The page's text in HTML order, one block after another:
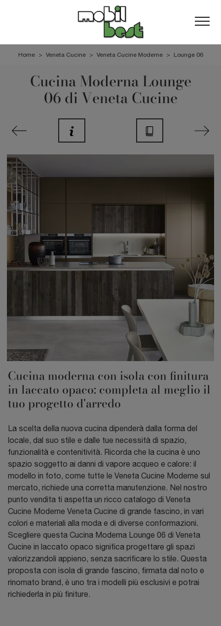
Home > Veneta Cucine > Veneta Cucine Moderne > Lounge 06
Cucina Moderna Lounge
06 di Veneta Cucine
Cucina moderna con isola con finitura
in laccato opaco: completa al meglio il
tuo progetto d'arredo
La scelta della nuova cucina dipenderà dalla forma del
locale, dal suo stile e dalle tue necessità di spazio,
funzionalità e contenitività. Ricorda che la cucina è uno
spazio soggetto ai danni di vapore acqueo e calore: il
modello in foto, come tutte le Veneta Cucine Moderne sul
mercato, richiede una corretta manutenzione. Nel nostro
punto vendita ti aspetta un ricco catalogo di Veneta
Cucine Moderne Veneta Cucine di grande fascino, in vari
colori e materiali alla moda e di diverse conformazioni.
Scegliere questa Cucina Moderna Lounge 06 di Veneta
Cucine in laccato opaco significa progettare gli spazi
valorizzandoli appieno, senza sacrificare lo stile. Questa
proposta con isola di grande fascino, firmata dal noto e
rinomato brand, è uno tra i modelli più esclusivi e potrai
richiederla in più finiture.